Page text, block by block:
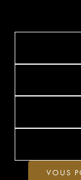
VOUS